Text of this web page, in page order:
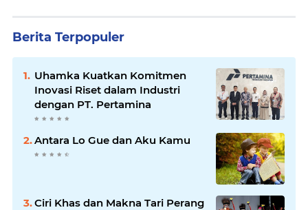
Berita Terpopuler
Uhamka Kuatkan Komitmen
Inovasi Riset dalam Industri
dengan PT. Pertamina
Antara Lo Gue dan Aku Kamu
Ciri Khas dan Makna Tari Perang